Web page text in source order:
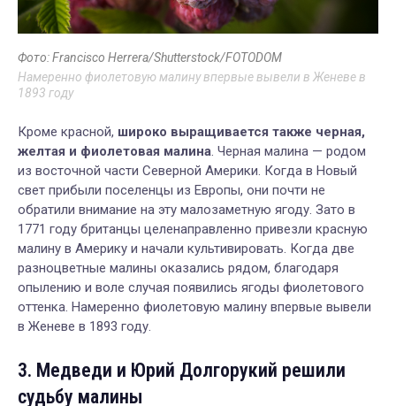
Фото: Francisco Herrera/Shutterstock/FOTODOM
Намеренно фиолетовую малину впервые вывели в Женеве в
1893 году
Кроме красной, широко выращивается также черная,
желтая и фиолетовая малина. Черная малина — родом
из восточной части Северной Америки. Когда в Новый
свет прибыли поселенцы из Европы, они почти не
обратили внимание на эту малозаметную ягоду. Зато в
1771 году британцы целенаправленно привезли красную
малину в Америку и начали культивировать. Когда две
разноцветные малины оказались рядом, благодаря
опылению и воле случая появились ягоды фиолетового
оттенка. Намеренно фиолетовую малину впервые вывели
в Женеве в 1893 году.
3. Медведи и Юрий Долгорукий решили
судьбу малины